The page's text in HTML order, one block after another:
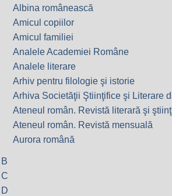
Albina românească
Amicul copiilor
Amicul familiei
Analele Academiei Române
Analele literare
Arhiv pentru filologie şi istorie
Arhiva Societăţii Ştiinţifice şi Literare
Ateneul român. Revistă literară şi
Ateneul român. Revistă mensuală
Aurora română
B
C
D